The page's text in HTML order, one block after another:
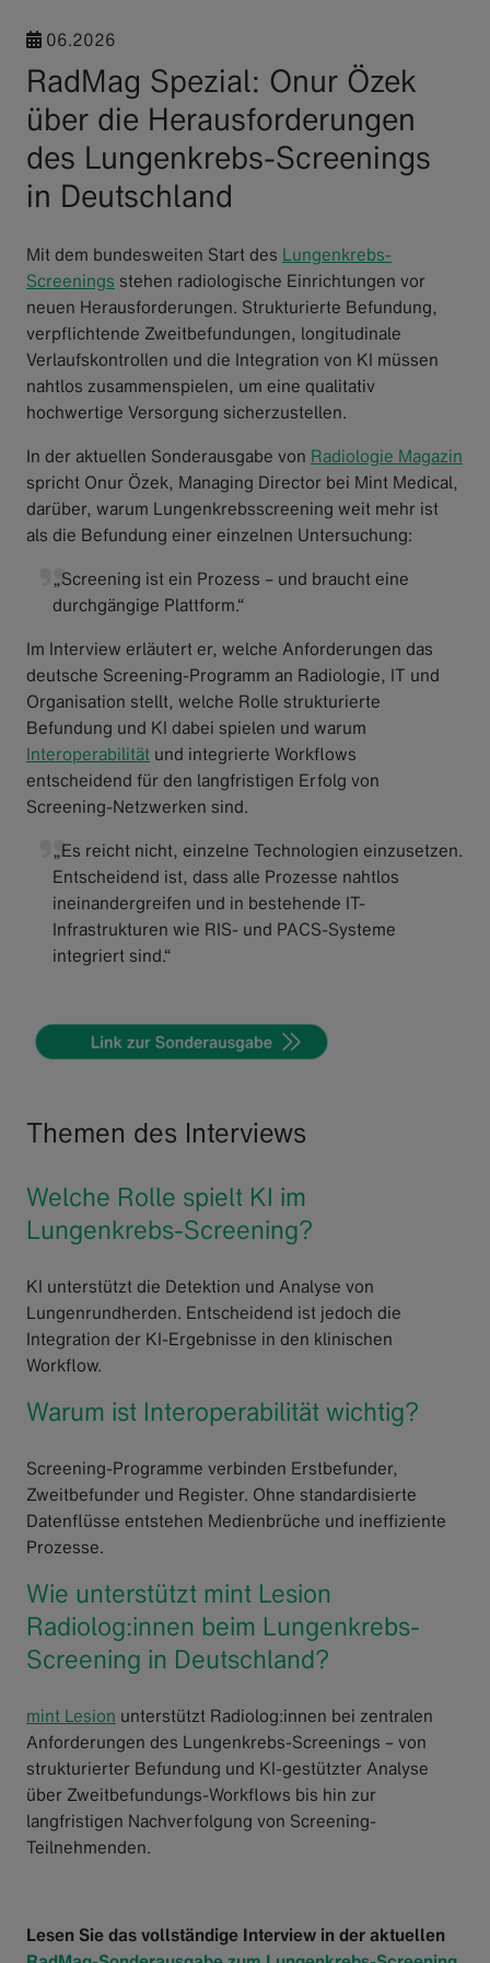
06.2026
RadMag Spezial: Onur Özek
über die Herausforderungen
des Lungenkrebs-Screenings
in Deutschland
Mit dem bundesweiten Start des Lungenkrebs-
Screenings stehen radiologische Einrichtungen vor
neuen Herausforderungen. Strukturierte Befundung,
verpflichtende Zweitbefundungen, longitudinale
Verlaufskontrollen und die Integration von KI müssen
nahtlos zusammenspielen, um eine qualitativ
hochwertige Versorgung sicherzustellen.
In der aktuellen Sonderausgabe von Radiologie Magazin
spricht Onur Özek, Managing Director bei Mint Medical,
darüber, warum Lungenkrebsscreening weit mehr ist
als die Befundung einer einzelnen Untersuchung:
„Screening ist ein Prozess – und braucht eine
durchgängige Plattform.“
Im Interview erläutert er, welche Anforderungen das
deutsche Screening-Programm an Radiologie, IT und
Organisation stellt, welche Rolle strukturierte
Befundung und KI dabei spielen und warum
Interoperabilität und integrierte Workflows
entscheidend für den langfristigen Erfolg von
Screening-Netzwerken sind.
„Es reicht nicht, einzelne Technologien einzusetzen.
Entscheidend ist, dass alle Prozesse nahtlos
ineinandergreifen und in bestehende IT-
Infrastrukturen wie RIS- und PACS-Systeme
integriert sind.“
Themen des Interviews
Welche Rolle spielt KI im
Lungenkrebs-Screening?
KI unterstützt die Detektion und Analyse von
Lungenrundherden. Entscheidend ist jedoch die
Integration der KI-Ergebnisse in den klinischen
Workflow.
Warum ist Interoperabilität wichtig?
Screening-Programme verbinden Erstbefunder,
Zweitbefunder und Register. Ohne standardisierte
Datenflüsse entstehen Medienbrüche und ineffiziente
Prozesse.
Wie unterstützt mint Lesion
Radiolog:innen beim Lungenkrebs-
Screening in Deutschland?
mint Lesion unterstützt Radiolog:innen bei zentralen
Anforderungen des Lungenkrebs-Screenings – von
strukturierter Befundung und KI-gestützter Analyse
über Zweitbefundungs-Workflows bis hin zur
langfristigen Nachverfolgung von Screening-
Teilnehmenden.
Lesen Sie das vollständige Interview in der aktuellen